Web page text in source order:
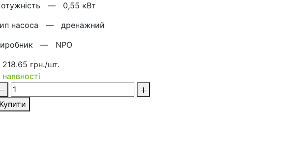
— 0,55 кВт
насоса — дренажний
— NPO
218.65 грн./шт.